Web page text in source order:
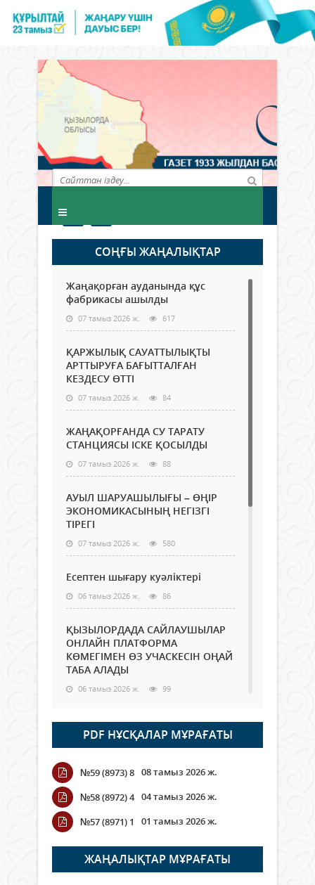
СОҢҒЫ ЖАҢАЛЫҚТАР
Жаңақорған ауданында құс
фабрикасы ашылды
07 тамыз 2026 ж. 617
ҚАРЖЫЛЫҚ САУАТТЫЛЫҚТЫ
АРТТЫРУҒА БАҒЫТТАЛҒАН
КЕЗДЕСУ ӨТТІ
07 тамыз 2026 ж. 84
ЖАҢАҚОРҒАНДА СУ ТАРАТУ
СТАНЦИЯСЫ ІСКЕ ҚОСЫЛДЫ
07 тамыз 2026 ж. 88
АУЫЛ ШАРУАШЫЛЫҒЫ – ӨҢІР
ЭКОНОМИКАСЫНЫҢ НЕГІЗГІ
ТІРЕГІ
07 тамыз 2026 ж. 580
Есептен шығару куәліктері
06 тамыз 2026 ж. 86
ҚЫЗЫЛОРДАДА САЙЛАУШЫЛАР
ОНЛАЙН ПЛАТФОРМА
КӨМЕГІМЕН ӨЗ УЧАСКЕСІН ОҢАЙ
ТАБА АЛАДЫ
06 тамыз 2026 ж. 99
Open Air: Қызылорда облысы
полиция департаменті 20
мыңнан астам көрерменнің
қауіпсіздігін қамтамасыз етті
06 тамыз 2026 ж.
Wi-Fi ҚАБЫРҒА АРҚЫЛЫ ҚАЛАЙ
ӨТЕДІ?
06 тамыз 2026 ж. 276
PDF НҰСҚАЛАР МҰРАҒАТЫ
№59 (8973) 8 08 тамыз 2026 ж.
№58 (8972) 4 04 тамыз 2026 ж.
№57 (8971) 1
01 тамыз 2026 ж.
ЖАҢАЛЫҚТАР МҰРАҒАТЫ